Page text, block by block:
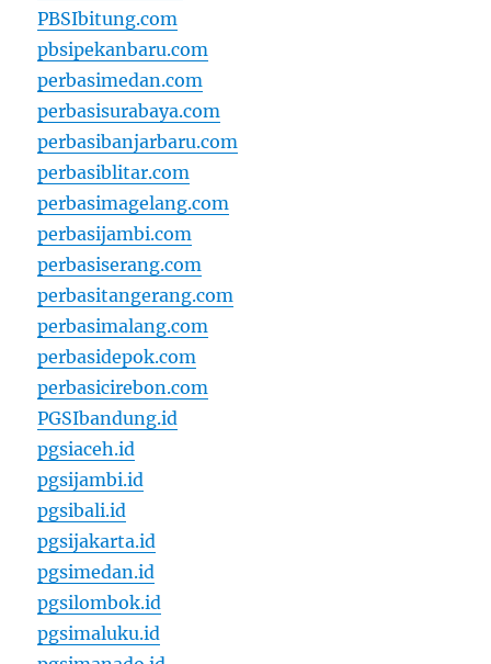
PBSIbitung.com
pbsipekanbaru.com
perbasimedan.com
perbasisurabaya.com
perbasibanjarbaru.com
perbasiblitar.com
perbasimagelang.com
perbasijambi.com
perbasiserang.com
perbasitangerang.com
perbasimalang.com
perbasidepok.com
perbasicirebon.com
PGSIbandung.id
pgsiaceh.id
pgsijambi.id
pgsibali.id
pgsijakarta.id
pgsimedan.id
pgsilombok.id
pgsimaluku.id